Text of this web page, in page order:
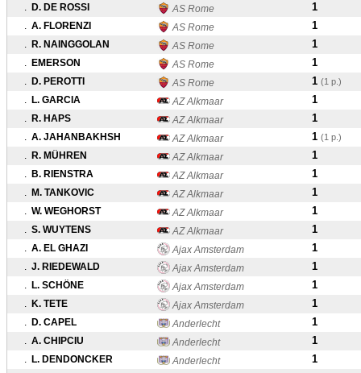
. D. DE ROSSI AS Rome 1
. A. FLORENZI AS Rome 1
. R. NAINGGOLAN AS Rome 1
. EMERSON AS Rome 1
. D. PEROTTI AS Rome 1 (1 p.)
. L. GARCIA AZ Alkmaar 1
. R. HAPS AZ Alkmaar 1
. A. JAHANBAKHSH AZ Alkmaar 1 (1 p.)
. R. MÜHREN AZ Alkmaar 1
. B. RIENSTRA AZ Alkmaar 1
. M. TANKOVIC AZ Alkmaar 1
. W. WEGHORST AZ Alkmaar 1
. S. WUYTENS AZ Alkmaar 1
. A. EL GHAZI Ajax Amsterdam 1
. J. RIEDEWALD Ajax Amsterdam 1
. L. SCHÖNE Ajax Amsterdam 1
. K. TETE Ajax Amsterdam 1
. D. CAPEL Anderlecht 1
. A. CHIPCIU Anderlecht 1
. L. DENDONCKER Anderlecht 1